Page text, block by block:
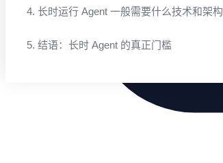
4. 长时运行 Agent 一般需要什么技术和架构
5. 结语：长时 Agent 的真正门槛